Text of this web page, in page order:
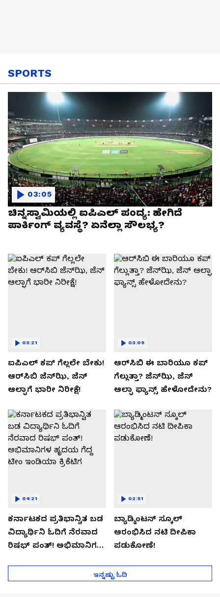
SPORTS
ಚಿನ್ನಸ್ವಾಮಿಯಲ್ಲಿ ಐಪಿಎಲ್‌ ಪಂದ್ಯ: ಹೇಗಿದೆ
ಪಾರ್ಕಿಂಗ್ ವ್ಯವಸ್ಥೆ? ಏನೆಲ್ಲಾ ಸೌಲಭ್ಯ?
03:05
ಐಪಿಎಲ್ ಕಪ್‌ ಗೆಲ್ಲಲೇ ಬೇಕು!
ಆರ್‌ಸಿಬಿ ಜೆನ್‌ಝಿ, ಜೆನ್‌
ಆಲ್ಫಾಗೆ ಭಾರೀ ನಿರೀಕ್ಷೆ!
03:21
ಆರ್‌ಸಿಬಿ ಈ ಬಾರಿಯೂ ಕಪ್‌
ಗೆಲ್ಲುತ್ತಾ? ಜೆನ್‌ಝಿ, ಜೆನ್‌
ಆಲ್ಫಾ ಫ್ಯಾನ್ಸ್ ಹೇಳೋದೇನು?
03:09
ಕರ್ನಾಟಕದ ಪ್ರತಿಭಾನ್ವಿತ ಬಡ
ವಿದ್ಯಾರ್ಥಿನಿ ಓದಿಗೆ ನೆರವಾದ
ರಿಷಭ್ ಪಂತ್! ಅಭಿಮಾನಿಗಳ
04:21
ಬ್ಯಾಡ್ಮಿಂಟನ್ ಸ್ಕೂಲ್​
ಆರಂಭಿಸಿದ ನಟಿ ದೀಪಿಕಾ
ಪಡುಕೋಣೆ!
02:51
ಇನ್ನಷ್ಟು ಓದಿ